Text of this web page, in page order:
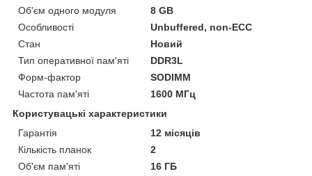
Об'єм одного модуля
8 GB
Особливості
Unbuffered, non-ECC
Стан
Новий
Тип оперативної пам'яті
DDR3L
Форм-фактор
SODIMM
Частота пам'яті
1600 МГц
Користувацькі характеристики
Гарантія
12 місяців
Кількість планок
2
Об'єм пам'яті
16 ГБ